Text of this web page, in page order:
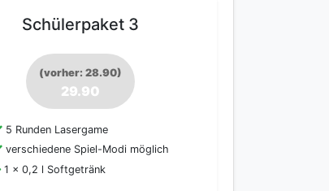
Schülerpaket 3
(vorher: 28.90)
29.90
5 Runden Lasergame
verschiedene Spiel-Modi möglich
1 x 0,2 l Softgetränk